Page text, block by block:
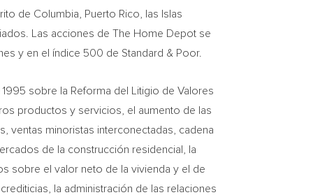
de Columbia Puerto Rico , las Islas
Las acciones de The Home Depot se
y en el índice 500 de Standard & Poor.
sobre la Reforma del Litigio de Valores
productos y servicios, el aumento de las
ventas minoristas interconectadas, cadena
de la construcción residencial, la
sobre el valor neto de la vivienda y el de
la administración de las relaciones